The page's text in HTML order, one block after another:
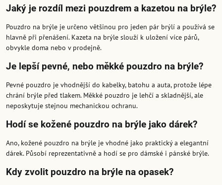
Jaký je rozdíl mezi pouzdrem a kazetou na brýle?
Pouzdro na brýle je určeno většinou pro jeden pár brýlí a používá se
hlavně při přenášení. Kazeta na brýle slouží k uložení více párů,
obvykle doma nebo v prodejně.
Je lepší pevné, nebo měkké pouzdro na brýle?
Pevné pouzdro je vhodnější do kabelky, batohu a auta, protože lépe
chrání brýle před tlakem. Měkké pouzdro je lehčí a skladnější, ale
neposkytuje stejnou mechanickou ochranu.
Hodí se kožené pouzdro na brýle jako dárek?
Ano, kožené pouzdro na brýle je vhodné jako praktický a elegantní
dárek. Působí reprezentativně a hodí se pro dámské i pánské brýle.
Kdy zvolit pouzdro na brýle na opasek?